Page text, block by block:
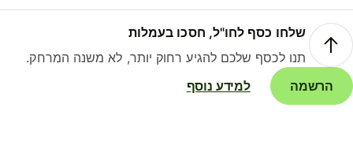
שלחו כסף לחו"ל, חסכו בעמלות
תנו לכסף שלכם להגיע רחוק יותר, לא משנה המרחק.
הרשמה
למידע נוסף